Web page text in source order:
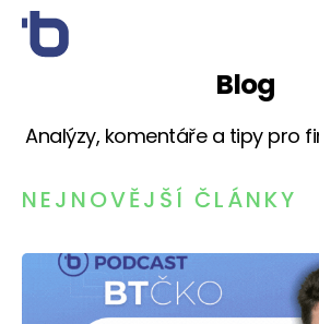
Blog
Analýzy, komentáře a tipy pro
NEJNOVĚJŠÍ ČLÁNKY